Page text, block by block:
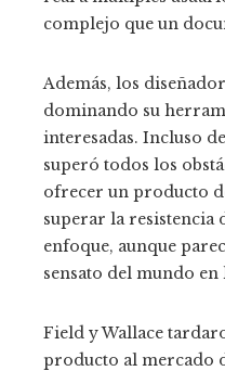
complejo que un
Además, los
dominando su
interesadas. Incluso
superó todos los
ofrecer un producto
superar la resistencia
enfoque, aunque
sensato del mundo en
Field y Wallace
producto al mercado